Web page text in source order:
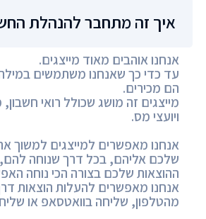
איך זה מתחבר להנהלת
אנחנו אוהבים מאוד מייצגים.
עד כדי כך שאנחנו משתמשים
הם מכירים.
מייצגים זה מושג שכולל רואי
ויועצי מס.
אנחנו מאפשרים למייצגים למשוך
שלכם אליהם, בכל דרך שנוחה
ההוצאות שלכם בצורה הכי נוחה
אנחנו מאפשרים להעלות הוצאות
מהטלפון, שליחה בוואטסאפ או